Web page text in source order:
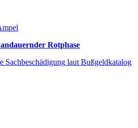
Rotphase
Sachbeschädigung laut Bußgeldkatalog